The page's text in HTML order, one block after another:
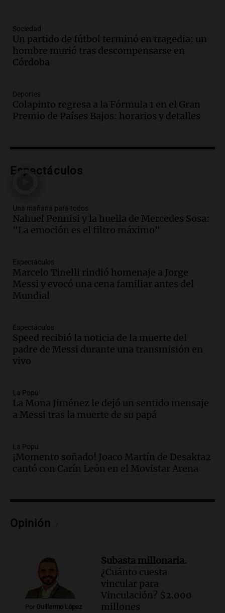
Episodios
Audio.Casabindo se prepara para una
celebración única: 30.000 turistas y el
tradicional Toreo de la Vincha
Audio. Borges, abogada de Pourrain:
"Tres hombres se lo llevaron para
hacerle preguntas y nunca regresó"
Episodios
metros del río Suquía y retiraron hasta
Episodios
Audio.La historia de la servilleta que
firmó Jorge Messi para el primer
Episodios
Audio.Joan Gaspart: "Sin Jorge, no sé si
Messi hubiera llegado adonde llegó"
Audio.El orgullo y el sueño argentino de
Jorge Messi en una entrevista con Rony
Vargas en 2007
Audio.El abuelo de Agostina Vega, tras
las nuevas detenciones: "En esa casa
Episodios
Audio. Una nutricionista derribó el mito
del desayuno ideal: qué alimentos
Episodios
Audio.Mateo, a los 25 años, lucha
contra el tiempo: necesita un trasplante
para poder seguir viviend
Sociedad
Un partido de fútbol terminó en tragedia: un
hombre murió tras descompensarse en
Córdoba
Deportes
Colapinto regresa a la Fórmula 1 en el Gran
Premio de Países Bajos: horarios y detalles
Espectáculos
Una mañana para todos
Nahuel Pennisi y la huella de Mercedes Sosa:
"La emoción es el filtro máximo"
Espectáculos
Marcelo Tinelli rindió homenaje a Jorge
Messi y evocó una cena familiar antes del
Mundial
Espectáculos
Speed recibió la noticia de la muerte del
padre de Messi durante una transmisión en
vivo
La Popu
La Mona Jiménez le dejó un sentido mensaje
a Messi tras la muerte de su papá
La Popu
¡Momento soñado! Joaco Martín de Desakta2
cantó con Carín León en el Movistar Arena
Opinión
Por Guillermo López
Subasta millonaria.
¿Cuánto cuesta
vincular para
Vinculación? $2.000
millones